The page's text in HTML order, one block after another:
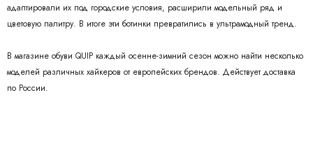
адаптировали их под городские условия, расширили модельный ряд и
цветовую палитру. В итоге эти ботинки превратились в ультрамодный тренд.
В магазине обуви QUIP каждый осенне-зимний сезон можно найти несколько
моделей различных хайкеров от европейских брендов. Действует доставка
по России.